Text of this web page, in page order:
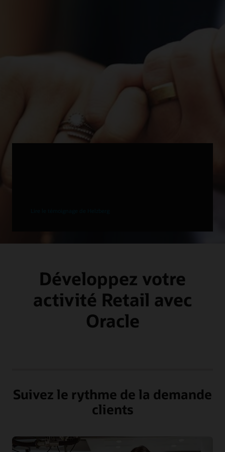
Développez votre
activité Retail avec
Oracle
Suivez le rythme de la demande
clients